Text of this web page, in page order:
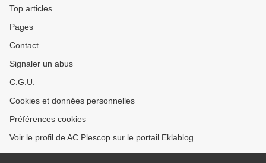
Top articles
Pages
Contact
Signaler un abus
C.G.U.
Cookies et données personnelles
Préférences cookies
Voir le profil de AC Plescop sur le portail Eklablog